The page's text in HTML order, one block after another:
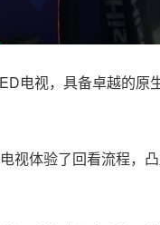
电视，具备卓越的
视体验了回看流程，